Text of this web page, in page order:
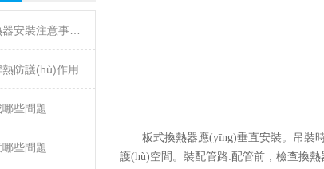
注意事項(xiàng)
防護(hù)作用
些問題
些問題
板式換熱器應(yīng)垂直安裝。吊裝
護(hù)空間。裝配管路:配管前，檢查換熱